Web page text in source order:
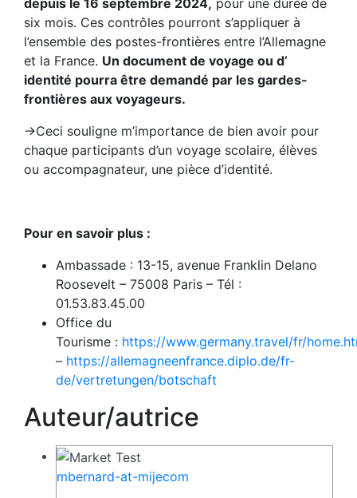
depuis le 16 septembre 2024, pour une durée de
six mois. Ces contrôles pourront s’appliquer à
l’ensemble des postes-frontières entre l’Allemagne
et la France. Un document de voyage ou d’
identité pourra être demandé par les gardes-
frontières aux voyageurs.
->Ceci souligne m’importance de bien avoir pour
chaque participants d’un voyage scolaire, élèves
ou accompagnateur, une pièce d’identité.
Pour en savoir plus :
Ambassade : 13-15, avenue Franklin Delano
Roosevelt – 75008 Paris – Tél :
01.53.83.45.00
Office du
Tourisme : https://www.germany.travel/fr/
– https://allemagneenfrance.diplo.de/fr-
de/vertretungen/botschaft
Auteur/autrice
mbernard-at-mijecom